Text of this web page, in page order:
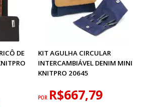
DE
KIT AGULHA CIRCULAR
INTERCAMBIÁVEL DENIM MINI
KNITPRO 20645
POR R$667,79